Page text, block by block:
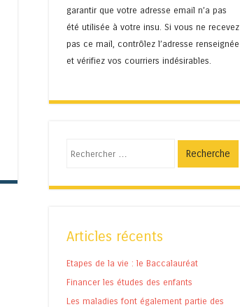
garantir que votre adresse email n’a pas
été utilisée à votre insu. Si vous ne recevez
pas ce mail, contrôlez l’adresse renseignée
et vérifiez vos courriers indésirables.
Articles récents
Etapes de la vie : le Baccalauréat
Financer les études des enfants
Les maladies font également partie des